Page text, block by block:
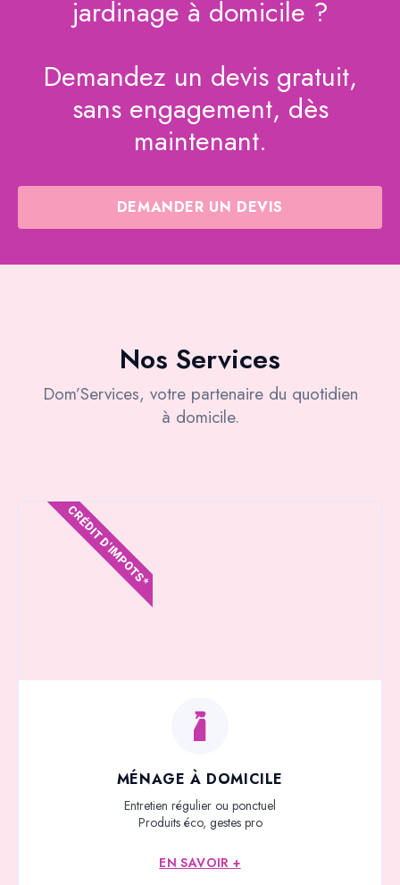
jardinage à domicile ?
Demandez un devis gratuit,
sans engagement, dès
maintenant.
DEMANDER UN DEVIS
Nos Services
Dom’Services, votre partenaire du quotidien
à domicile.
MÉNAGE À DOMICILE
Entretien régulier ou ponctuel
Produits éco, gestes pro
EN SAVOIR +
CRÉDIT D'IMPOTS*